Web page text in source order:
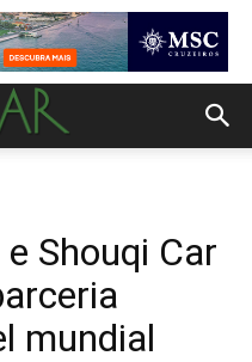
Shouqi Car
mundial